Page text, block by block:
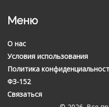
Меню
О нас
Условия использования
Политика
ФЗ-152
Связаться